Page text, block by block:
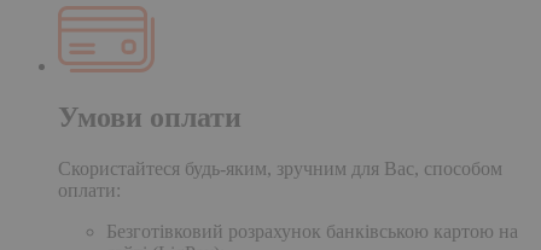
Умови оплати
Скористайтеся будь-яким, зручним для Вас, способом
оплати:
Безготівковий розрахунок банківською картою на